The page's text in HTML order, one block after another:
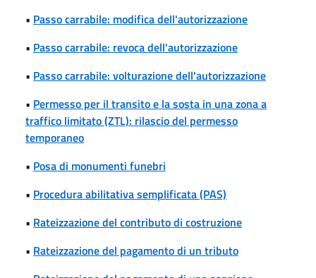
• Passo carrabile: modifica dell'autorizzazione
• Passo carrabile: revoca dell'autorizzazione
• Passo carrabile: volturazione dell'autorizzazione
• Permesso per il transito e la sosta in una zona a
traffico limitato (ZTL): rilascio del permesso
temporaneo
• Posa di monumenti funebri
• Procedura abilitativa semplificata (PAS)
• Rateizzazione del contributo di costruzione
• Rateizzazione del pagamento di un tributo